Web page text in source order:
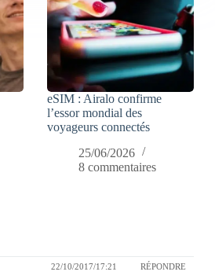
eSIM : Airalo confirme
l’essor mondial des
voyageurs connectés
25/06/2026
8 commentaires
22/10/2017/17:21 RÉPONDRE